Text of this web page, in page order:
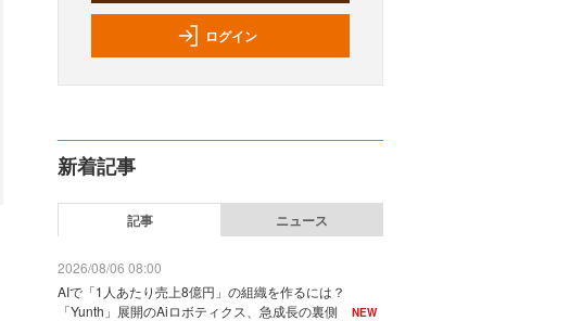
ログイン
新着記事
記事 ニュース
2026/08/06 08:00
AIで「1人あたり売上8億円」の組織を作るには？
「Yunth」展開のAiロボティクス、急成長の裏側
NEW